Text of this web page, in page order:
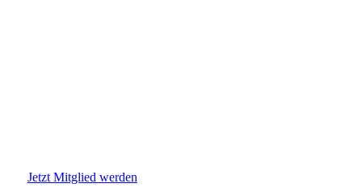
Jetzt Mitglied werden